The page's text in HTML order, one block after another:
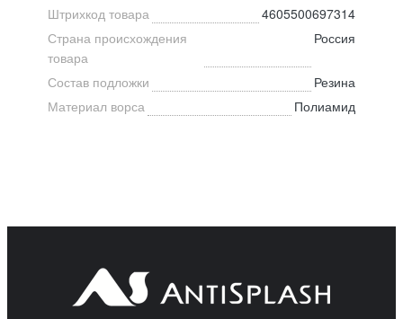
Штрихкод товара
4605500697314
Страна происхождения
товара
Россия
Состав подложки
Резина
Материал ворса
Полиамид